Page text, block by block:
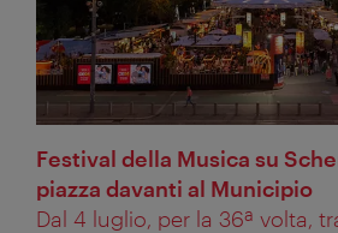
Festival della Musica su
piazza davanti al Municipio
Dal 4 luglio, per la 36ª volta,